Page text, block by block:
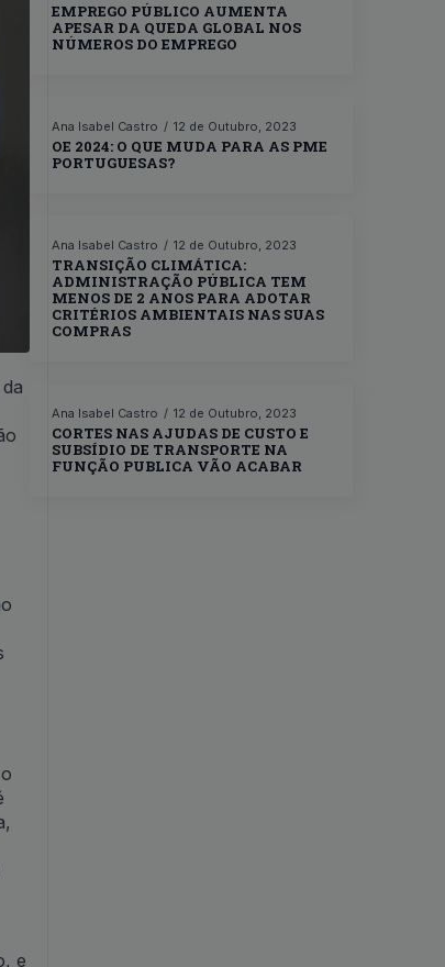
e
EMPREGO PÚBLICO AUMENTA
APESAR DA QUEDA GLOBAL NOS
NÚMEROS DO EMPREGO
OE 2024: O QUE MUDA PARA AS PME
PORTUGUESAS?
Ana Isabel Castro 12 de Outubro, 2023
TRANSIÇÃO CLIMÁTICA:
ADMINISTRAÇÃO PÚBLICA TEM
MENOS DE 2 ANOS PARA ADOTAR
CRITÉRIOS AMBIENTAIS NAS SUAS
COMPRAS
Ana Isabel Castro 12 de Outubro, 2023
CORTES NAS AJUDAS DE CUSTO E
SUBSÍDIO DE TRANSPORTE NA
FUNÇÃO PUBLICA VÃO ACABAR
Ana Isabel Castro 12 de Outubro, 2023